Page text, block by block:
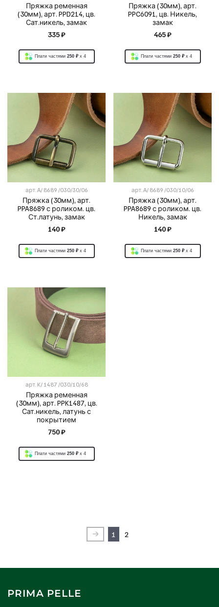
Пряжка ременная
(30мм), арт. PPD214, цв.
Сат.никель, замак
335 ₽
Плати частями 250 ₽ x 4
Пряжка (30мм), арт.
PPC6091, цв. Никель,
замак
465 ₽
Плати частями 250 ₽ x 4
арт.A/ 8689 /030/30/06
Пряжка (30мм), арт.
PPA8689 с роликом. цв.
Ст.латунь, замак
140 ₽
Плати частями 250 ₽ x 4
арт.A/ 8689 /030/10/06
Пряжка (30мм), арт.
PPA8689 с роликом. цв.
Никель, замак
140 ₽
Плати частями 250 ₽ x 4
арт. K/ 1487 /030/10/68
Пряжка ременная
(30мм), арт. PPK1487, цв.
Сат.никель, латунь с
покрытием
750 ₽
Плати частями 250 ₽ x 4
1 2
PRIMA PELLE